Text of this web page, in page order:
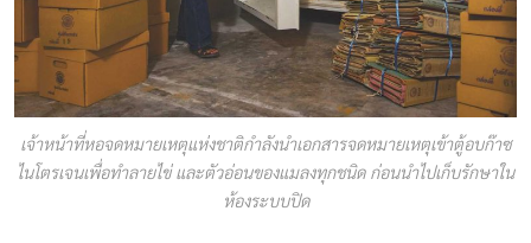
เจ้าหน้าที่หอจดหมายเหตุแห่งชาติกำลังนำเอกสารจดหมายเหตุเข้าตู้อบก๊าซ
ไนโตรเจนเพื่อทำลายไข่ และตัวอ่อนของแมลงทุกชนิด ก่อนนำไปเก็บรักษาใน
ห้องระบบปิด